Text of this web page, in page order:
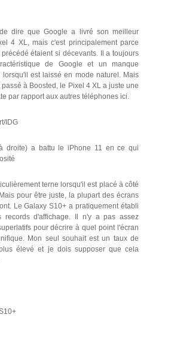
dire que Google a livré son meilleur
4 XL, mais c'est principalement parce
étaient si décevants. Il a toujours
de Google et un manque
est laissé en mode naturel. Mais
à Boosted, le Pixel 4 XL a juste une
par rapport aux autres téléphones ici.
IDG
droite) a battu le iPhone 11 en ce qui
terne lorsqu'il est placé à côté
pour être juste, la plupart des écrans
Le Galaxy S10+ a pratiquement établi
records d'affichage. Il n'y a pas assez
pour décrire à quel point l'écran
Mon seul souhait est un taux de
élevé et je dois supposer que cela